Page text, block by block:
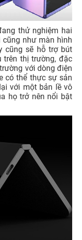
thử nghiệm hai
cũng như màn hình
cũng sẽ hỗ trợ bút
trên thị trường, đặc
với dòng điện
có thể thực sự sản
với một bản lề vô
họ trở nên nổi bật